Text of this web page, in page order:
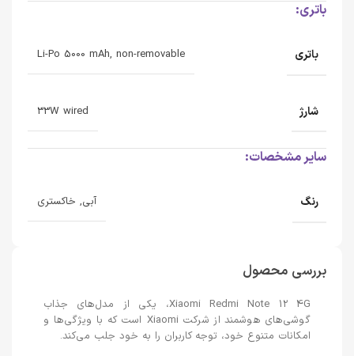
باتری:
باتری Li-Po 5000 mAh, non-removable
شارژ 33W wired
سایر مشخصات:
رنگ آبی, خاکستری
بررسی محصول
Xiaomi Redmi Note 12 4G، یکی از مدل‌های جذاب
گوشی‌های هوشمند از شرکت Xiaomi است که با ویژگی‌ها و
امکانات متنوع خود، توجه کاربران را به خود جلب می‌کند.